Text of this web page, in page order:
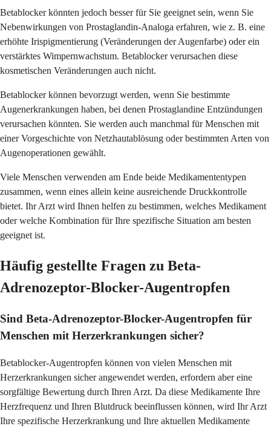
Betablocker könnten jedoch besser für Sie geeignet sein, wenn Sie
Nebenwirkungen von Prostaglandin-Analoga erfahren, wie z. B. eine
erhöhte Irispigmentierung (Veränderungen der Augenfarbe) oder ein
verstärktes Wimpernwachstum. Betablocker verursachen diese
kosmetischen Veränderungen auch nicht.
Betablocker können bevorzugt werden, wenn Sie bestimmte
Augenerkrankungen haben, bei denen Prostaglandine Entzündungen
verursachen könnten. Sie werden auch manchmal für Menschen mit
einer Vorgeschichte von Netzhautablösung oder bestimmten Arten von
Augenoperationen gewählt.
Viele Menschen verwenden am Ende beide Medikamententypen
zusammen, wenn eines allein keine ausreichende Druckkontrolle
bietet. Ihr Arzt wird Ihnen helfen zu bestimmen, welches Medikament
oder welche Kombination für Ihre spezifische Situation am besten
geeignet ist.
Häufig gestellte Fragen zu Beta-
Adrenozeptor-Blocker-Augentropfen
Sind Beta-Adrenozeptor-Blocker-Augentropfen für
Menschen mit Herzerkrankungen sicher?
Betablocker-Augentropfen können von vielen Menschen mit
Herzerkrankungen sicher angewendet werden, erfordern aber eine
sorgfältige Bewertung durch Ihren Arzt. Da diese Medikamente Ihre
Herzfrequenz und Ihren Blutdruck beeinflussen können, wird Ihr Arzt
Ihre spezifische Herzerkrankung und Ihre aktuellen Medikamente